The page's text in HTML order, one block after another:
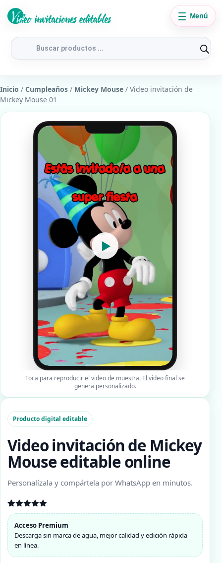
Búsqueda
productos
Menú
Inicio / Cumpleaños / Mickey Mouse / Video invitación de
Mickey Mouse 01
▶
Toca para reproducir el video de muestra. El video final se
genera personalizado.
Producto digital editable
Video invitación de Mickey
Mouse editable online
Personalízala y compártela por WhatsApp en minutos.
Valorado
con
de 5 en
base a
1
valoración
de un
cliente
Acceso Premium
Descarga sin marca de agua, mejor calidad y edición rápida
en línea.